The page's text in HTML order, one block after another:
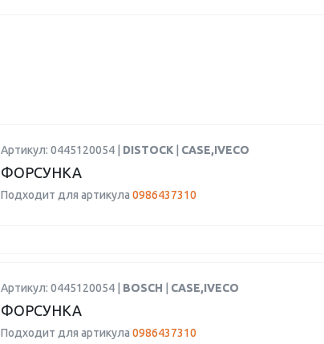
Артикул: 0445120054 | DISTOCK CASE,IVECO
ФОРСУНКА
Подходит для артикула 0986437310
Артикул: 0445120054 | BOSCH CASE,IVECO
ФОРСУНКА
Подходит для артикула 0986437310